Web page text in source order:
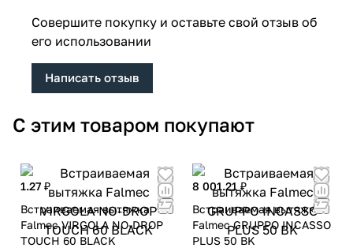
Совершите покупку и оставьте свой отзыв об
его использовании
Написать отзыв
С этим товаром покупают
1.27 ₽
Встраиваемая вытяжка
Falmec VIRGOLA NO-DROP
TOUCH 60 BLACK
8 001.21 ₽
Встраиваемая вытяжка
Falmec GRUPPO INCASSO
PLUS 50 BK